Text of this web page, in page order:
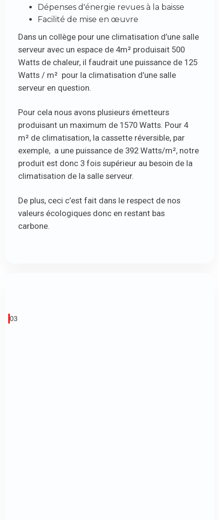
Dépenses d'énergie revues à la baisse
Facilité de mise en œuvre
Dans un collège pour une climatisation d’une salle
serveur avec un espace de 4m² produisait 500
Watts de chaleur, il faudrait une puissance de 125
Watts / m² pour la climatisation d’une salle
serveur en question.
Pour cela nous avons plusieurs émetteurs
produisant un maximum de 1570 Watts. Pour 4
m² de climatisation, la cassette réversible, par
exemple, a une puissance de 392 Watts/m², notre
produit est donc 3 fois supérieur au besoin de la
climatisation de la salle serveur.
De plus, ceci c’est fait dans le respect de nos
valeurs écologiques donc en restant bas
carbone.
03